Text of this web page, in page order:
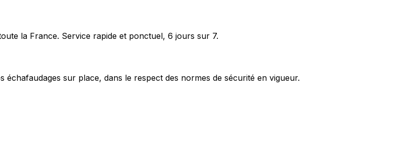
la France. Service rapide et ponctuel, 6 jours sur 7.
sur place, dans le respect des normes de sécurité en vigueur.